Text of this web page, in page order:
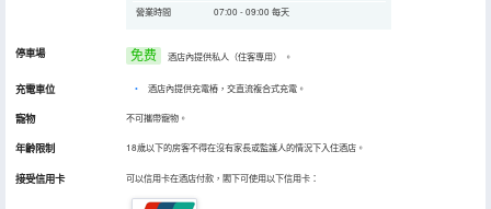
營業時間
07:00 - 09:00 每天
停車場 免费 酒店內提供私人（住客專用） 。
充電車位 • 酒店內提供充電樁，交直流複合式充電。
寵物 不可攜帶寵物。
年齡限制 18歲以下的房客不得在沒有家長或監護人的情況下入住酒店。
接受信用卡 可以信用卡在酒店付款，閣下可使用以下信用卡：